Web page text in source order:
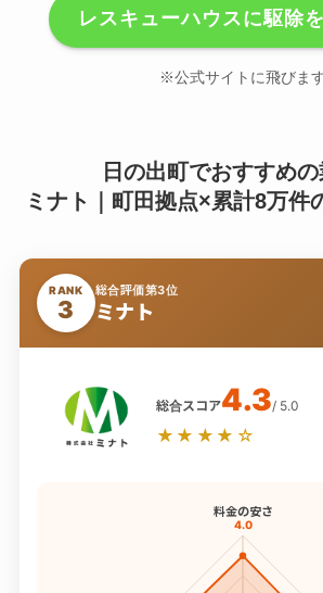
レスキューハウスに駆除
※公式サイトに飛びま
日の出町でおすすめ
ミナト｜町田拠点×累計8万件
RANK
3
総合評価第3位
ミナト
総合スコア4.3/ 5.0
★★★★☆
料金の安さ
4.0